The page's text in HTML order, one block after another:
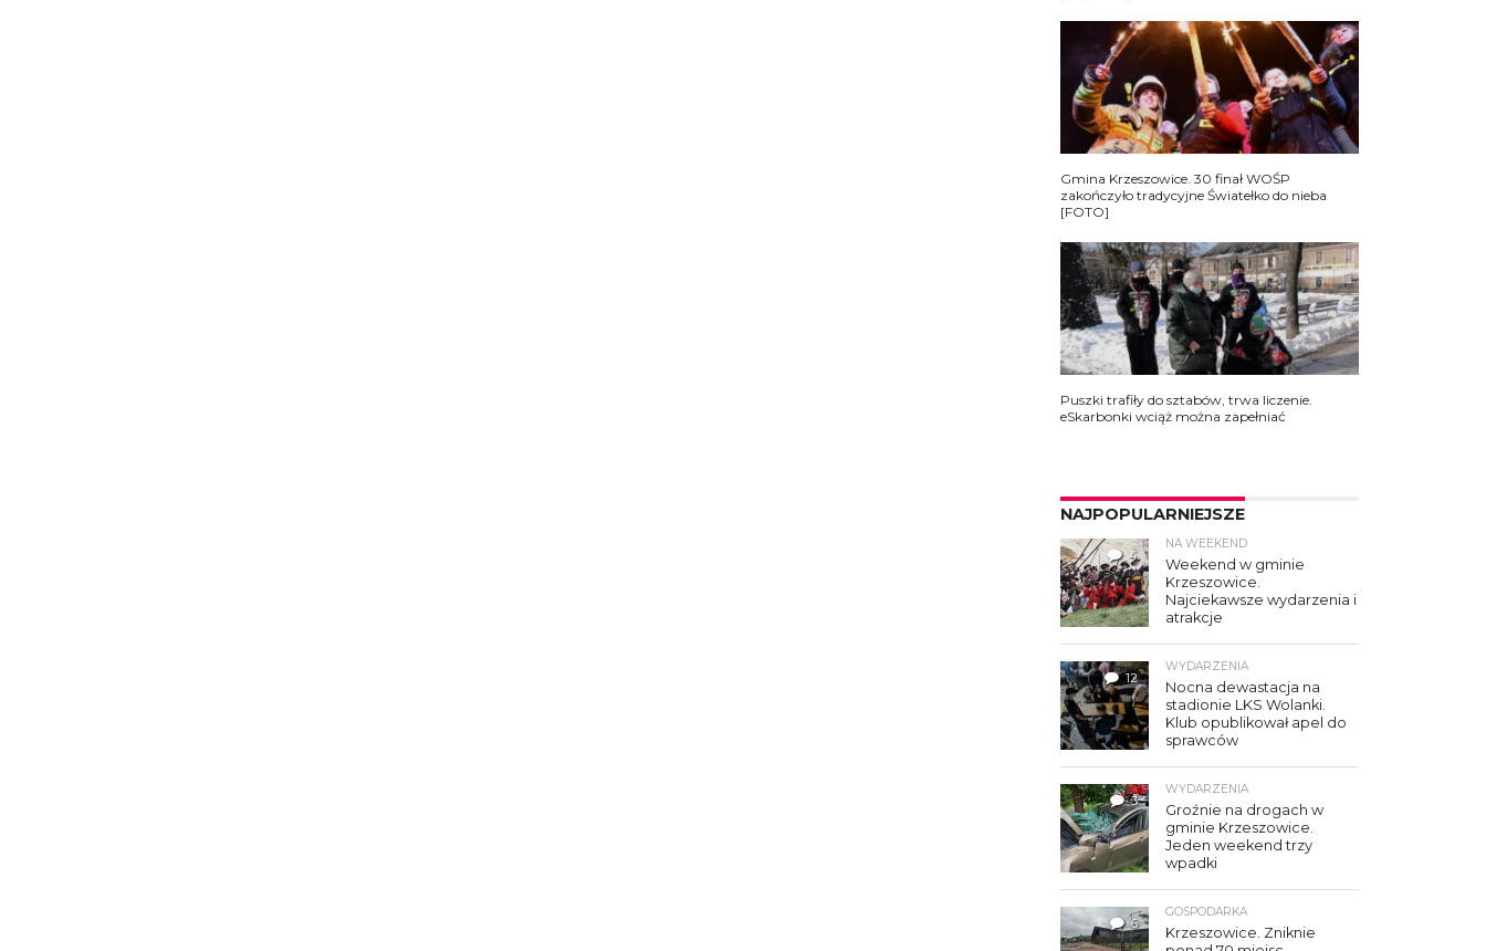
Gmina Krzeszowice. 30 finał WOŚP
zakończyło tradycyjne Światełko do nieba
[FOTO]
Puszki trafiły do sztabów, trwa liczenie.
eSkarbonki wciąż można zapełniać
NAJPOPULARNIEJSZE
4
NA WEEKEND
Weekend w gminie
Krzeszowice.
Najciekawsze wydarzenia i
atrakcje
12
WYDARZENIA
Nocna dewastacja na
stadionie LKS Wolanki.
Klub opublikował apel do
sprawców
3
WYDARZENIA
Groźnie na drogach w
gminie Krzeszowice.
Jeden weekend trzy
wpadki
6
GOSPODARKA
Krzeszowice. Zniknie